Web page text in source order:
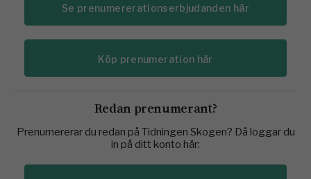
Se prenumererationserbjudanden här
Köp prenumeration här
Redan prenumerant?
Prenumererar du redan på Tidningen Skogen? Då loggar du
in på ditt konto här: